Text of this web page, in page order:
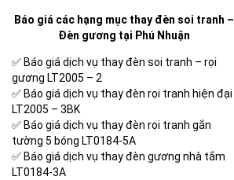
Báo giá các hạng mục thay đèn soi tranh –
Đèn gương tại Phú Nhuận
✅ Báo giá dịch vụ thay đèn soi tranh – rọi
gương LT2005 – 2
✅ Báo giá dịch vụ thay đèn rọi tranh hiện đại
LT2005 – 3BK
✅ Báo giá dịch vụ thay đèn rọi tranh gắn
tường 5 bóng LT0184-5A
✅ Báo giá dịch vụ thay đèn gương nhà tắm
LT0184-3A